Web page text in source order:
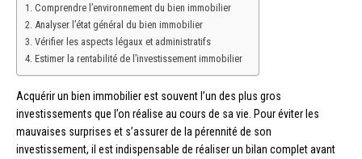
Comprendre l’environnement du bien immobilier
Analyser l’état général du bien immobilier
Vérifier les aspects légaux et administratifs
Estimer la rentabilité de l’investissement immobilier
Acquérir un bien immobilier est souvent l’un des plus gros
investissements que l’on réalise au cours de sa vie. Pour éviter les
mauvaises surprises et s’assurer de la pérennité de son
investissement, il est indispensable de réaliser un bilan complet avant